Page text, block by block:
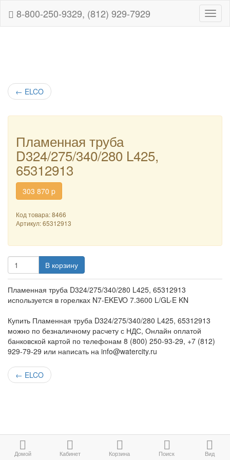
8-800-250-9329, (812) 929-7929
← ELCO
Пламенная труба
D324/275/340/280 L425,
65312913
303 870 p
Код товара: 8466
Артикул:65312913
В корзину
Пламенная труба D324/275/340/280 L425, 65312913
используется в горелках N7-EKEVO 7.3600 L/GL-E KN
Купить Пламенная труба D324/275/340/280 L425, 65312913
можно по безналичному расчету с НДС, Онлайн оплатой
банковской картой по телефонам 8 (800) 250-93-29, +7 (812)
929-79-29 или написать на info@watercity.ru
← ELCO
Домой Кабинет Корзина Поиск Вид